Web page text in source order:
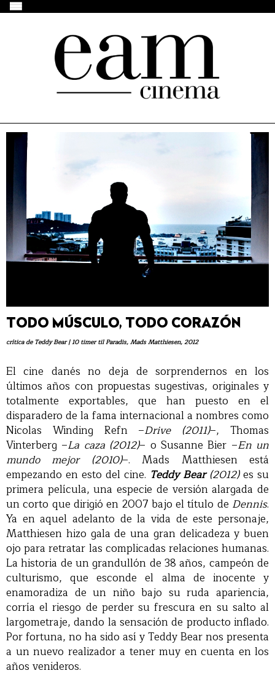
TODO MÚSCULO, TODO CORAZÓN
crítica de Teddy Bear | 10 timer til Paradis, Mads Matthiesen, 2012
El cine danés no deja de sorprendernos en los
últimos años con propuestas sugestivas, originales y
totalmente exportables, que han puesto en el
disparadero de la fama internacional a nombres como
Nicolas Winding Refn –Drive (2011)–, Thomas
Vinterberg –La caza (2012)– o Susanne Bier –En un
mundo mejor (2010)–. Mads Matthiesen está
empezando en esto del cine. Teddy Bear(2012)es su
primera película, una especie de versión alargada de
un corto que dirigió en 2007 bajo el título de Dennis.
Ya en aquel adelanto de la vida de este personaje,
Matthiesen hizo gala de una gran delicadeza y buen
ojo para retratar las complicadas relaciones humanas.
La historia de un grandullón de 38 años, campeón de
culturismo, que esconde el alma de inocente y
enamoradiza de un niño bajo su ruda apariencia,
corría el riesgo de perder su frescura en su salto al
largometraje, dando la sensación de producto inflado.
Por fortuna, no ha sido así y Teddy Bear nos presenta
a un nuevo realizador a tener muy en cuenta en los
años venideros.